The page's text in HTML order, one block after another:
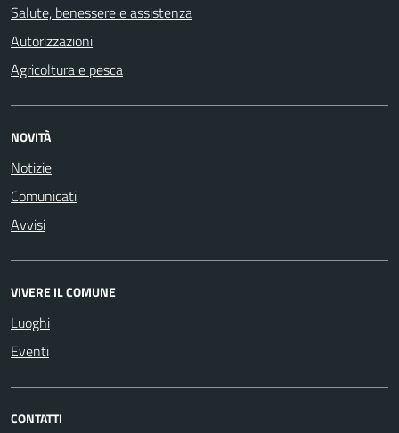
Salute, benessere e assistenza
Autorizzazioni
Agricoltura e pesca
NOVITÀ
Notizie
Comunicati
Avvisi
VIVERE IL COMUNE
Luoghi
Eventi
CONTATTI